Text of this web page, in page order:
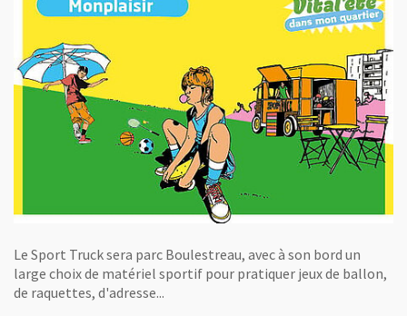
Le Sport Truck sera parc Boulestreau, avec à son bord un
large choix de matériel sportif pour pratiquer jeux de ballon,
de raquettes, d'adresse...